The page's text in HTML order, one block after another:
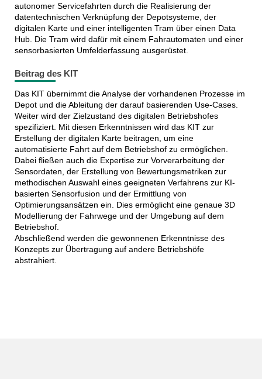
autonomer Servicefahrten durch die Realisierung der
datentechnischen Verknüpfung der Depotsysteme, der
digitalen Karte und einer intelligenten Tram über einen Data
Hub. Die Tram wird dafür mit einem Fahrautomaten und einer
sensorbasierten Umfelderfassung ausgerüstet.
Beitrag des KIT
Das KIT übernimmt die Analyse der vorhandenen Prozesse im
Depot und die Ableitung der darauf basierenden Use-Cases.
Weiter wird der Zielzustand des digitalen Betriebshofes
spezifiziert. Mit diesen Erkenntnissen wird das KIT zur
Erstellung der digitalen Karte beitragen, um eine
automatisierte Fahrt auf dem Betriebshof zu ermöglichen.
Dabei fließen auch die Expertise zur Vorverarbeitung der
Sensordaten, der Erstellung von Bewertungsmetriken zur
methodischen Auswahl eines geeigneten Verfahrens zur KI-
basierten Sensorfusion und der Ermittlung von
Optimierungsansätzen ein. Dies ermöglicht eine genaue 3D
Modellierung der Fahrwege und der Umgebung auf dem
Betriebshof.
Abschließend werden die gewonnenen Erkenntnisse des
Konzepts zur Übertragung auf andere Betriebshöfe
abstrahiert.